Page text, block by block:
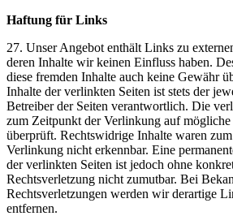
Haftung für Links
27. Unser Angebot enthält Links zu
deren Inhalte wir keinen Einfluss haben.
diese fremden Inhalte auch keine Gewähr
Inhalte der verlinkten Seiten ist stets der
Betreiber der Seiten verantwortlich. Die
zum Zeitpunkt der Verlinkung auf mögliche
überprüft. Rechtswidrige Inhalte waren
Verlinkung nicht erkennbar. Eine
der verlinkten Seiten ist jedoch ohne
Rechtsverletzung nicht zumutbar. Bei
Rechtsverletzungen werden wir derartige
entfernen.